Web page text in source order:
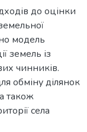
до оцінки
модель
земель із
чинників.
обміну ділянок
також
села